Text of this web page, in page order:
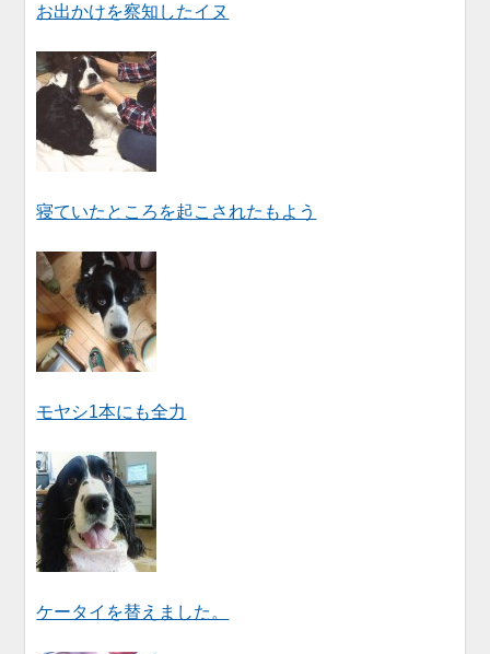
お出かけを察知したイヌ
寝ていたところを起こされたもよう
モヤシ1本にも全力
ケータイを替えました。